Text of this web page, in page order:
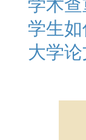
学术
学生
大学